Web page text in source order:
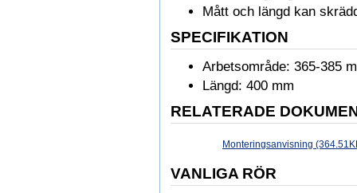
Mått och längd kan
SPECIFIKATION
Arbetsområde: 365-385
Längd: 400 mm
RELATERADE
Monteringsanvisning
VANLIGA RÖR